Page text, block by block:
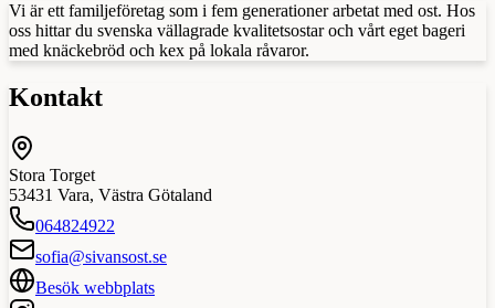
Vi är ett familjeföretag som i fem generationer arbetat med ost. Hos
oss hittar du svenska vällagrade kvalitetsostar och vårt eget bageri
med knäckebröd och kex på lokala råvaror.
Kontakt
Stora Torget
53431 Vara, Västra Götaland
064824922
sofia@sivansost.se
Besök webbplats